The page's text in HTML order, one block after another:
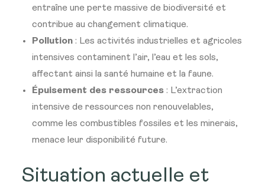
entraîne une perte massive de biodiversité et
contribue au changement climatique.
Pollution : Les activités industrielles et agricoles
intensives contaminent l’air, l’eau et les sols,
affectant ainsi la santé humaine et la faune.
Épuisement des ressources : L’extraction
intensive de ressources non renouvelables,
comme les combustibles fossiles et les minerais,
menace leur disponibilité future.
Situation actuelle et